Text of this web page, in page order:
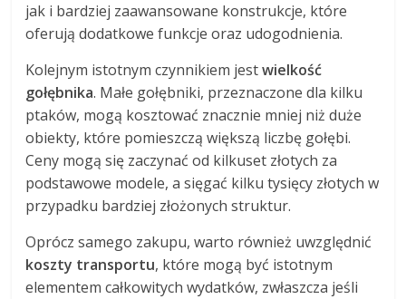
jak i bardziej zaawansowane konstrukcje, które
oferują dodatkowe funkcje oraz udogodnienia.
Kolejnym istotnym czynnikiem jestwielkość
gołębnika. Małe gołębniki, przeznaczone dla kilku
ptaków, mogą kosztować znacznie mniej niż duże
obiekty, które pomieszczą większą liczbę gołębi.
Ceny mogą się zaczynać od kilkuset złotych za
podstawowe modele, a sięgać kilku tysięcy złotych w
przypadku bardziej złożonych struktur.
Oprócz samego zakupu, warto również uwzględnić
koszty transportu, które mogą być istotnym
elementem całkowitych wydatków, zwłaszcza jeśli